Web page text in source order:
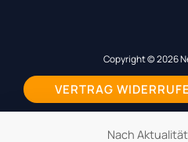
Copyright © 2026
VERTRAG